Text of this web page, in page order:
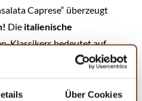
Über Cookies
Caprese“ überzeugt
Die italienische
Klassikers bedeutet auf
„Salat aus Capri“.Die Farben
übrigens dieFarben der